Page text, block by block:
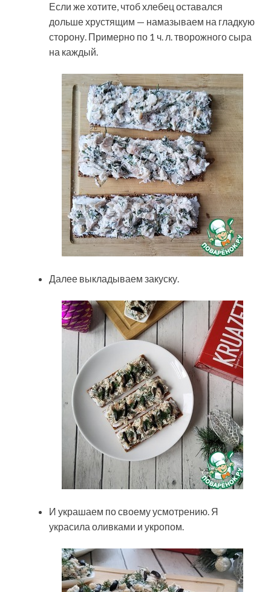
Если же хотите, чтоб хлебец оставался
дольше хрустящим — намазываем на гладкую
сторону. Примерно по 1 ч. л. творожного сыра
на каждый.
Далее выкладываем закуску.
И украшаем по своему усмотрению. Я
украсила оливками и укропом.